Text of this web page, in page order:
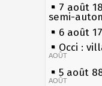
7 août
semi-
6 août
Occi :
AOÛT
5 août